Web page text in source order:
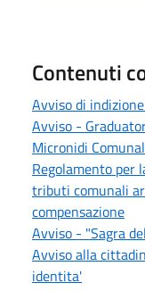
Contenuti
Avviso di
Avviso -
Micronidi
Regolamento per
tributi comunali
compensazione
Avviso - "Sagra
Avviso alla
identita'